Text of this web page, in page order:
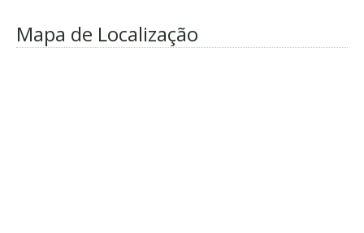
Mapa de Localização